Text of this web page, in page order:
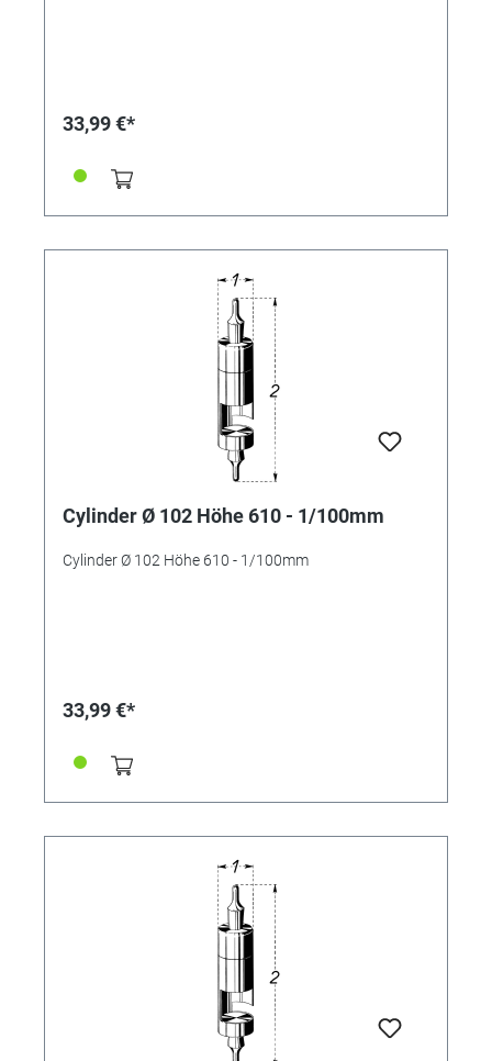
33,99 €*
Cylinder Ø 102 Höhe 610 - 1/100mm
Cylinder Ø 102 Höhe 610 - 1/100mm
33,99 €*